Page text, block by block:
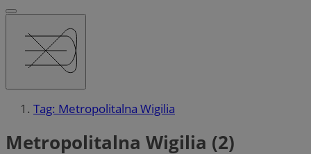
Tag: Metropolitalna Wigilia
Metropolitalna Wigilia (2)